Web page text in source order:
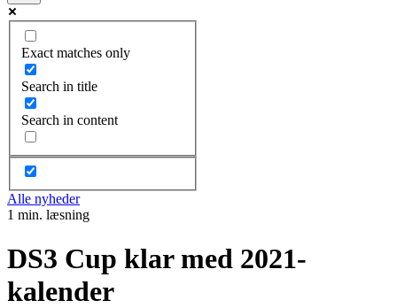
Exact matches only
Search in title
Search in content
Alle nyheder
1 min. læsning
DS3 Cup klar med 2021-
kalender